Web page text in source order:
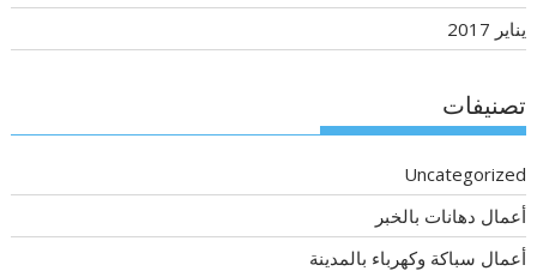
يناير 2017
تصنيفات
Uncategorized
أعمال دهانات بالخبر
أعمال سباكة وكهرباء بالمدينة